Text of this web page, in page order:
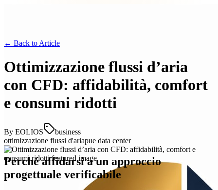
← Back to Article
Ottimizzazione flussi d’aria
con CFD: affidabilità, comfort
e consumi ridotti
By EOLIOS
business
ottimizzazione flussi d'ariapue data center
Perché affidarsi a un approccio
progettuale verificabile